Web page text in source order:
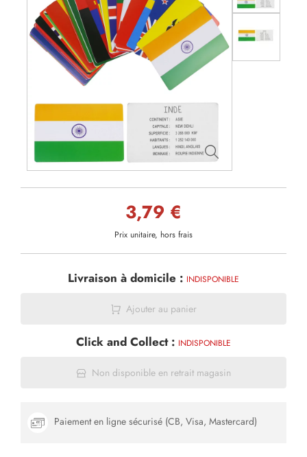
3,79 €
Prix unitaire, hors frais
Livraison à domicile : INDISPONIBLE
Ajouter au panier
Click and Collect : INDISPONIBLE
Non disponible en retrait magasin
Paiement en ligne sécurisé (CB, Visa, Mastercard)